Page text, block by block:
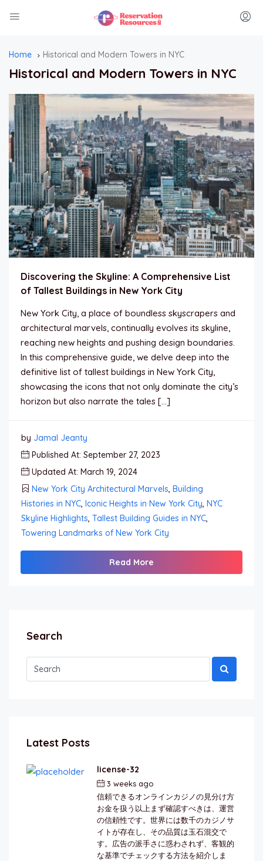
Home Historical and Modern Towers in NYC
Historical and Modern Towers in NYC
Discovering the Skyline: A Comprehensive List
of Tallest Buildings in New York City
New York City, a place of boundless skyscrapers and
architectural marvels, continually evolves its skyline,
reaching new heights and pushing design boundaries.
In this comprehensive guide, we delve deep into the
definitive list of tallest buildings in New York City,
showcasing the icons that not only dominate the city’s
horizon but also narrate the tales […]
by Jamal Jeanty
Published At: September 27, 2023
Updated At: March 19, 2024
New York City Architectural Marvels, Building
Histories in NYC, Iconic Heights in New York City, NYC
Skyline Highlights, Tallest Building Guides in NYC,
Towering Landmarks of New York City
Read More
Search
Latest Posts
license-32
3 weeks ago
信頼できるオンラインカジノの見分け方
お金を扱う以上まず確認すべきは、運営
の信頼性です。世界には数千のカジノサ
イトが存在し、その品質は玉石混交で
す。広告の派手さに惑わされず、客観的
な基準でチェックする方法を紹介しま